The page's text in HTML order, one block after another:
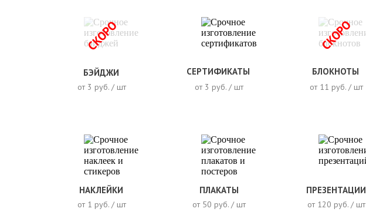
от 3 руб. / шт
БЭЙДЖИ
от 3 руб. / шт
СЕРТИФИКАТЫ
от 11 руб. / шт
БЛОКНОТЫ
от 120 руб. / шт
ПРЕЗЕНТАЦИИ
от 50 руб. / шт
ПЛАКАТЫ
от 1 руб. / шт
НАКЛЕЙКИ
СКОРО СКОРО